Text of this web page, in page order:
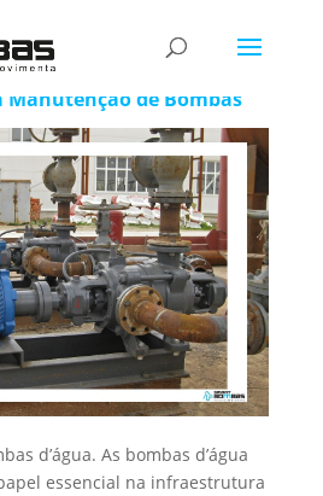
d’água
de Bombas
d’água. As bombas d’água
essencial na infraestrutura